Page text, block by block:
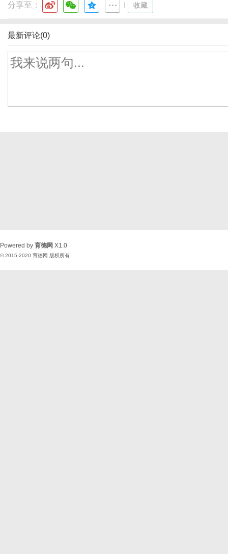
分享至： 收藏
最新评论(0)
Powered by 育德网 X1.0
© 2015-2020 育德网 版权所有